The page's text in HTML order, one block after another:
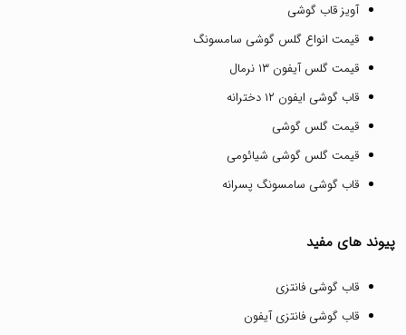
آویز قاب گوشی
قیمت انواع گلس گوشی سامسونگ
قیمت گلس آیفون ۱۳ نرمال
قاب گوشی ایفون ۱۲ دخترانه
قیمت گلس گوشی
قیمت گلس گوشی شیائومی
قاب گوشی سامسونگ پسرانه
پیوند های مفید
قاب گوشی فانتزی
قاب گوشی فانتزی آیفون